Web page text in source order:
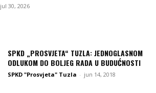
jul 30, 2026
SPKD „PROSVJETA“ TUZLA: JEDNOGLASNOM
ODLUKOM DO BOLJEG RADA U BUDUĆNOSTI
SPKD "Prosvjeta" Tuzla - jun 14, 2018